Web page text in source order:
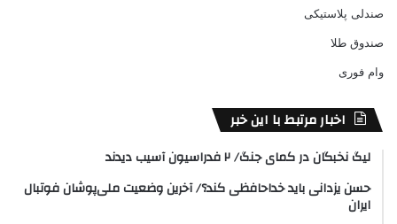
صندلی پلاستیکی
صندوق طلا
وام فوری
اخبار مرتبط با این خبر
لیگ نخبگان در کمای جنگ/ ۲ فدراسیون آسیب دیدند
حسن یزدانی باید خداحافظی کند؟/ آخرین وضعیت ملی‌پوشان فوتبال
ایران